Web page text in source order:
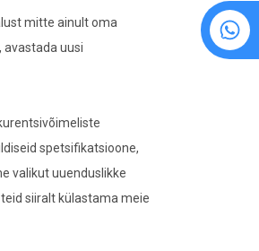
8615594860638
mitte ainult oma
avastada uusi
spetsifikatsioone,
valikut uuenduslikke
siiralt külastama meie